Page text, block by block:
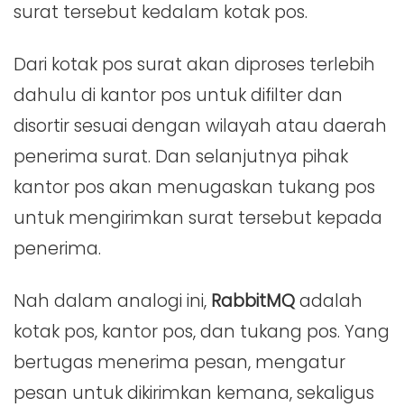
surat tersebut kedalam kotak pos.
Dari kotak pos surat akan diproses terlebih
dahulu di kantor pos untuk difilter dan
disortir sesuai dengan wilayah atau daerah
penerima surat. Dan selanjutnya pihak
kantor pos akan menugaskan tukang pos
untuk mengirimkan surat tersebut kepada
penerima.
Nah dalam analogi ini, RabbitMQadalah
kotak pos, kantor pos, dan tukang pos. Yang
bertugas menerima pesan, mengatur
pesan untuk dikirimkan kemana, sekaligus